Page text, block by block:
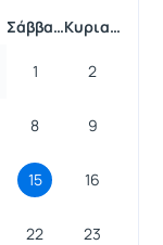
Σάββατο Κυριακή
1 2
8 9
15 16
22 23